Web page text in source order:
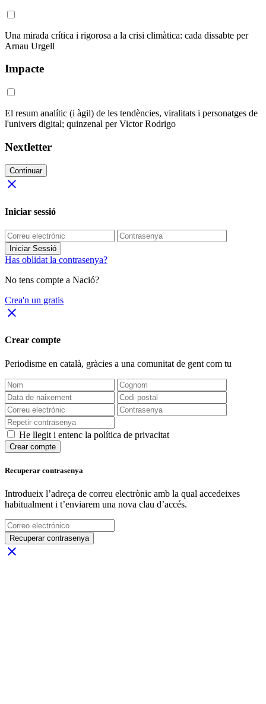
Una mirada crítica i rigorosa a la crisi climàtica: cada dissabte per
Arnau Urgell
Impacte
El resum analític (i àgil) de les tendències, viralitats i personatges de
l'univers digital; quinzenal per Victor Rodrigo
Nextletter
Continuar
close
Iniciar sessió
Iniciar Sessió
Has oblidat la contrasenya?
No tens compte a Nació?
Crea'n un gratis
close
Crear compte
Periodisme en català, gràcies a una comunitat de gent com tu
He llegit i entenc la política de privacitat
Crear compte
Recuperar contrasenya
Introdueix l’adreça de correu electrònic amb la qual accedeixes
habitualment i t’enviarem una nova clau d’accés.
Recuperar contrasenya
close